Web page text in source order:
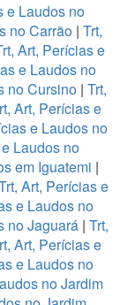
e Laudos no
no Carrão | Trt,
Art, Perícias e
e Laudos no
no Cursino | Trt,
Art, Perícias e
e Laudos no
Laudos no
em Iguatemi |
Art, Perícias e
e Laudos no
no Jaguará | Trt,
Art, Perícias e
e Laudos no
no Jardim